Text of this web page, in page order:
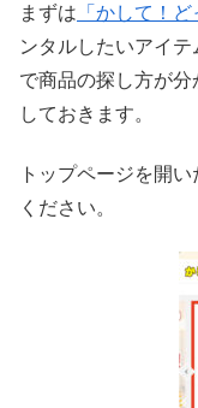
まずは 「かして！
ンタルしたいアイ
で商品の探し方が
しておきます。
トップページを開
ください。